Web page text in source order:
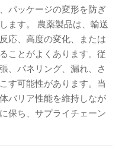
パッケージの変形を防ぎ
ます。 農薬製品は、輸送
応、高度の変化、または
ことがよくあります。従
、パネリング、漏れ、さ
す可能性があります。当
バリア性能を維持しなが
保ち、サプライチェーン